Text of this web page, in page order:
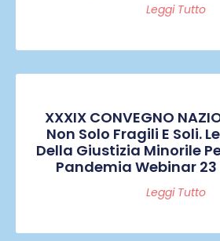
Leggi Tutto
XXXIX CONVEGNO
Non Solo Fragili E Soli.
Della Giustizia Minorile
Pandemia Webinar 23
Leggi Tutto